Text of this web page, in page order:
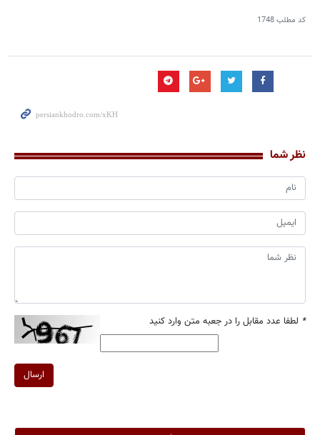
کد مطلب1748
نظر شما
* لطفا عدد مقابل را در جعبه متن وارد کنید
ارسال